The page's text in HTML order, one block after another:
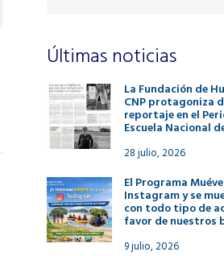
Últimas noticias
La Fundación de
CNP protagoniza
reportaje en el
Escuela Nacional
28 julio, 2026
El Programa
Instagram y se
con todo tipo de
favor de nuestros
9 julio, 2026